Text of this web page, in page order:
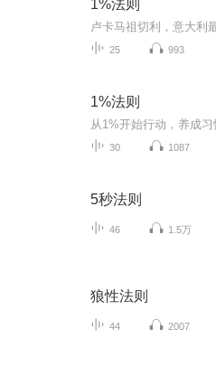
1%法则
25 993
1%法则
30 1087
5秒法则
46 1.5万
狼性法则
44 2007